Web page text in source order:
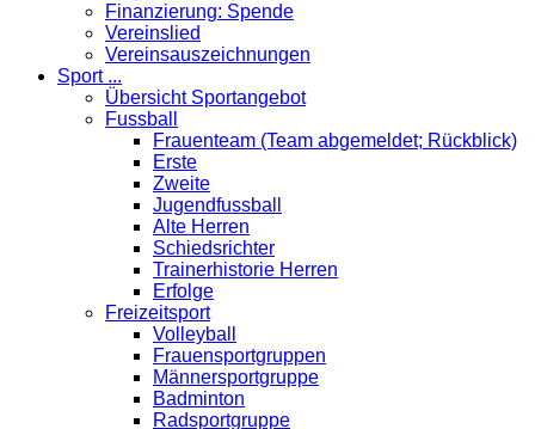
Finanzierung: Spende
Vereinslied
Vereinsauszeichnungen
Sport ...
Übersicht Sportangebot
Fussball
Frauenteam (Team abgemeldet; Rückblick)
Erste
Zweite
Jugendfussball
Alte Herren
Schiedsrichter
Trainerhistorie Herren
Erfolge
Freizeitsport
Volleyball
Frauensportgruppen
Männersportgruppe
Badminton
Radsportgruppe